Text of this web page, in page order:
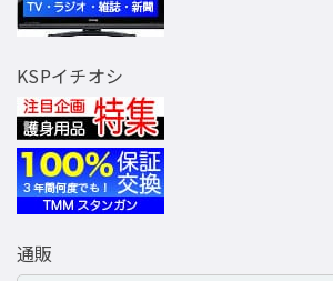
KSPイチオシ
通販